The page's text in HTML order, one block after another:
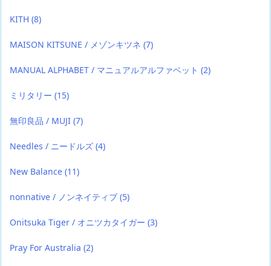
KITH (8)
MAISON KITSUNE / メゾンキツネ (7)
MANUAL ALPHABET / マニュアルアルファベット (2)
ミリタリー (15)
無印良品 / MUJI (7)
Needles / ニードルズ (4)
New Balance (11)
nonnative / ノンネイティブ (5)
Onitsuka Tiger / オニツカタイガー (3)
Pray For Australia (2)